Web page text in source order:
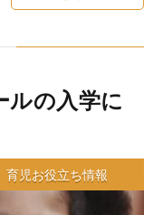
ルの入学に
育児お役立ち情報